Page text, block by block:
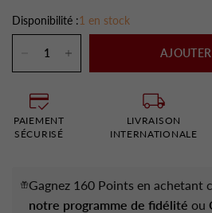
Disponibilité :1 en stock
PAIEMENT
SÉCURISÉ
LIVRAISON
INTERNATIONALE
Gagnez 160 Points en achetant
notre programme de fidélité ou